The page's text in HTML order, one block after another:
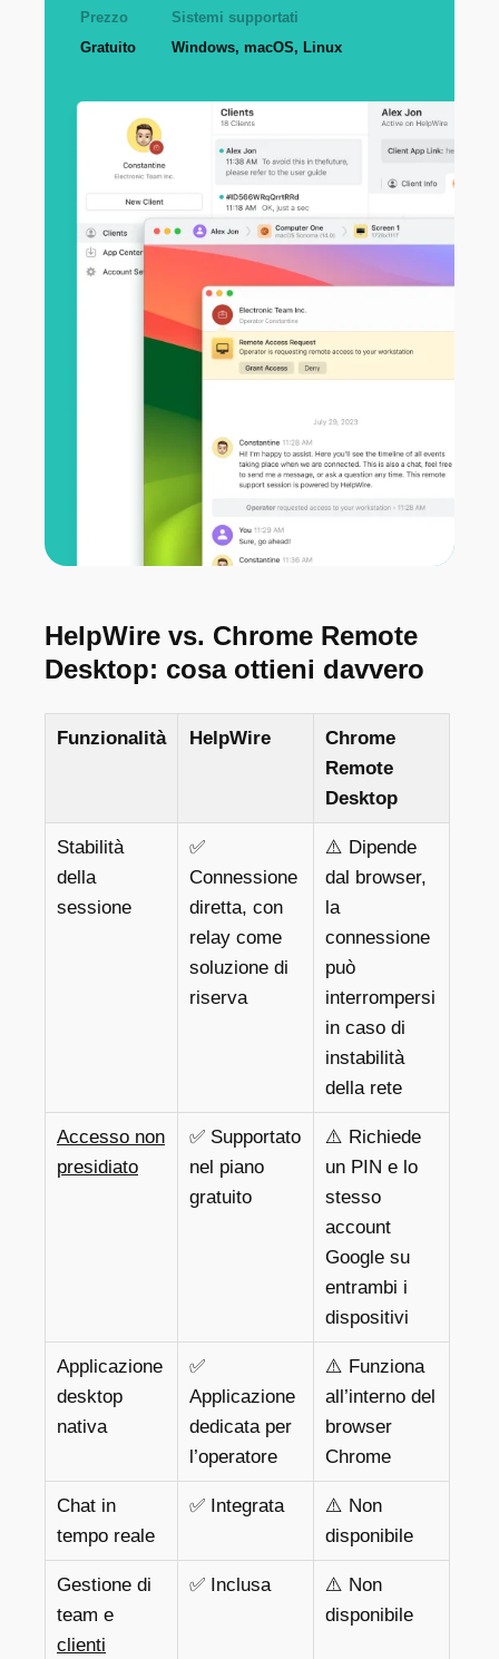
Prezzo
Gratuito
Sistemi supportati
Windows, macOS, Linux
HelpWire vs. Chrome Remote
Desktop: cosa ottieni davvero
Funzionalità HelpWire
Chrome
Remote
Desktop
Stabilità
della
sessione
✅
Connessione
diretta, con
relay come
soluzione di
riserva
⚠️ Dipende
dal browser,
la
connessione
può
interrompersi
in caso di
instabilità
della rete
Accesso non
presidiato
✅ Supportato
nel piano
gratuito
⚠️ Richiede
un PIN e lo
stesso
account
Google su
entrambi i
dispositivi
Applicazione
desktop
nativa
✅
Applicazione
dedicata per
l’operatore
⚠️ Funziona
all’interno del
browser
Chrome
Chat in
tempo reale
✅ Integrata
⚠️ Non
disponibile
Gestione di
team e
clienti
✅ Inclusa
⚠️ Non
disponibile